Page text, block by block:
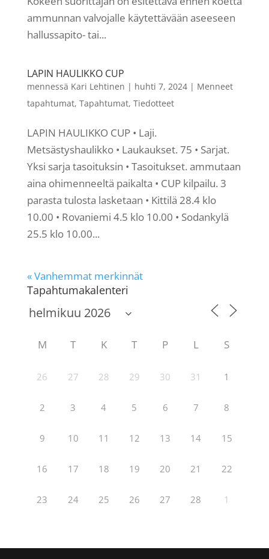
ammunnan valvojalle käytettävään aseeseen
hallussapito- tai...
LAPIN HAULIKKO CUP
mennessä Kari Lehtinen | huhti 7, 2024| Menneet
tapahtumat, Tapahtumat, Tiedotteet
LAPIN HAULIKKO CUP • Laji.
Metsästyshaulikko • Laukaukset. 75 • Sarjat.
Yksi sarja tasoituksin • Tasoitukset. ammutaan
aina ohimenneeltä paikalta • CUP kilpailu. 3
parasta tulosta lasketaan • Kittilä 28.4 klo
10.00 • Rovaniemi 4.5 klo 10.00 • Sodankylä
25.5 klo 10.00...
« Vanhemmat merkinnät
Tapahtumakalenteri
M T K T P L S
26 27 28 29 30 31 1
2 3 4 5 6 7 8
9 10 11 12 13 14 15
16 17 18 19 20 21 22
23 24 25 26 27 28 1